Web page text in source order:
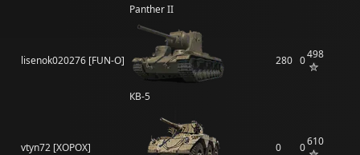
Panther II
lisenok020276 [FUN-O]
КВ-5
280 0498
vtyn72 [XOPOX] 0 0610